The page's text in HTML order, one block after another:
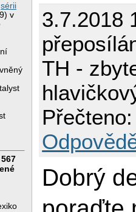
sérii
v
3.7.2018
TH -
Dobrý